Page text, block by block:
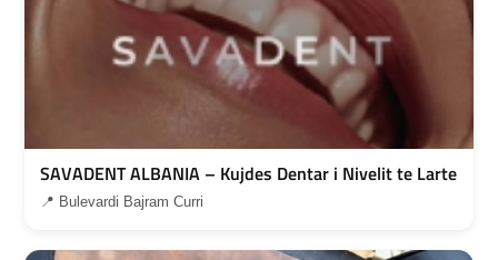
SAVADENT ALBANIA – Kujdes Dentar i Nivelit te Larte
📍 Bulevardi Bajram Curri